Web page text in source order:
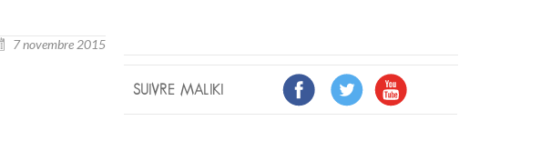
7 novembre 2015
SUIVRE MALIKI